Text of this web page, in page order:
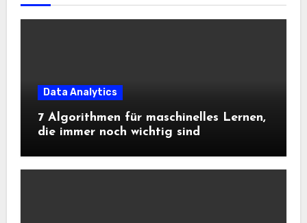
Data Analytics
7 Algorithmen für maschinelles Lernen,
die immer noch wichtig sind